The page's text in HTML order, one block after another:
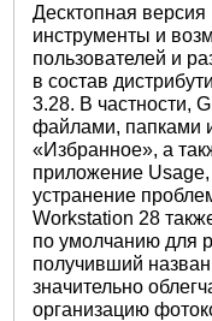
Десктопная
инструменты и
пользователей и
в состав
3.28. В частности,
файлами, папками
«Избранное», а
приложение
устранение
Workstation 28
по умолчанию для
получивший
значительно
организацию